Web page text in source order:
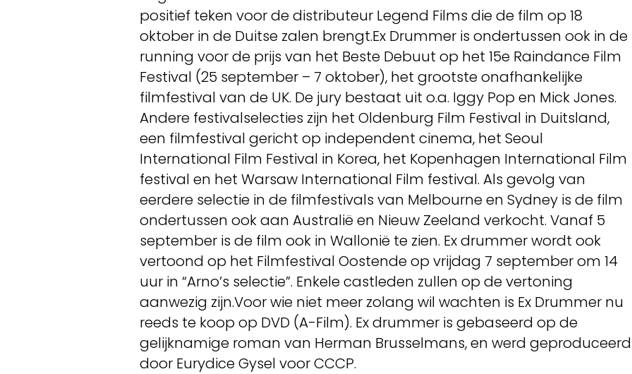
positief teken voor de distributeur Legend Films die de film op 18
oktober in de Duitse zalen brengt.Ex Drummer is ondertussen ook in de
running voor de prijs van het Beste Debuut op het 15e Raindance Film
Festival (25 september – 7 oktober), het grootste onafhankelijke
filmfestival van de UK. De jury bestaat uit o.a. Iggy Pop en Mick Jones.
Andere festivalselecties zijn het Oldenburg Film Festival in Duitsland,
een filmfestival gericht op independent cinema, het Seoul
International Film Festival in Korea, het Kopenhagen International Film
festival en het Warsaw International Film festival. Als gevolg van
eerdere selectie in de filmfestivals van Melbourne en Sydney is de film
ondertussen ook aan Australië en Nieuw Zeeland verkocht. Vanaf 5
september is de film ook in Wallonië te zien. Ex drummer wordt ook
vertoond op het Filmfestival Oostende op vrijdag 7 september om 14
uur in “Arno’s selectie”. Enkele castleden zullen op de vertoning
aanwezig zijn.Voor wie niet meer zolang wil wachten is Ex Drummer nu
reeds te koop op DVD (A-Film). Ex drummer is gebaseerd op de
gelijknamige roman van Herman Brusselmans, en werd geproduceerd
door Eurydice Gysel voor CCCP.